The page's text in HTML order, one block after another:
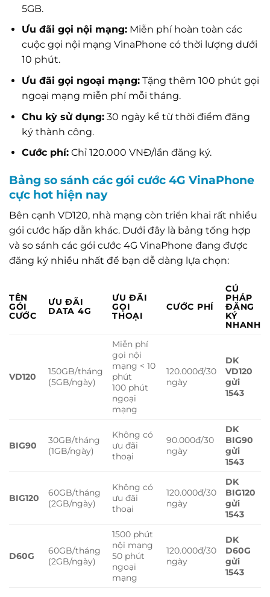
5GB.
Ưu đãi gọi nội mạng:Miễn phí hoàn toàn các
cuộc gọi nội mạng VinaPhone có thời lượng dưới
10 phút.
Ưu đãi gọi ngoại mạng:Tặng thêm 100 phút gọi
ngoại mạng miễn phí mỗi tháng.
Chu kỳ sử dụng:30 ngày kể từ thời điểm đăng
ký thành công.
Cước phí:Chỉ 120.000 VNĐ/lần đăng ký.
Bảng so sánh các gói cước 4G VinaPhone
cực hot hiện nay
Bên cạnh VD120, nhà mạng còn triển khai rất nhiều
gói cước hấp dẫn khác. Dưới đây là bảng tổng hợp
và so sánh các gói cước 4G VinaPhone đang được
đăng ký nhiều nhất để bạn dễ dàng lựa chọn:
TÊN
GÓI
CƯỚC
ƯU ĐÃI
DATA 4G
ƯU ĐÃI
GỌI
THOẠI
CƯỚC PHÍ
CÚ
PHÁP
ĐĂNG
KÝ
NHANH
VD120
150GB/tháng
(5GB/ngày)
Miễn phí
gọi nội
mạng < 10
phút
100 phút
ngoại
mạng
120.000đ/30
ngày
DK
VD120
gửi
1543
BIG90
30GB/tháng
(1GB/ngày)
Không có
ưu đãi
thoại
90.000đ/30
ngày
DK
BIG90
gửi
1543
BIG120
60GB/tháng
(2GB/ngày)
Không có
ưu đãi
thoại
120.000đ/30
ngày
DK
BIG120
gửi
1543
D60G
60GB/tháng
(2GB/ngày)
1500 phút
nội mạng
50 phút
ngoại
mạng
120.000đ/30
ngày
DK
D60G
gửi
1543